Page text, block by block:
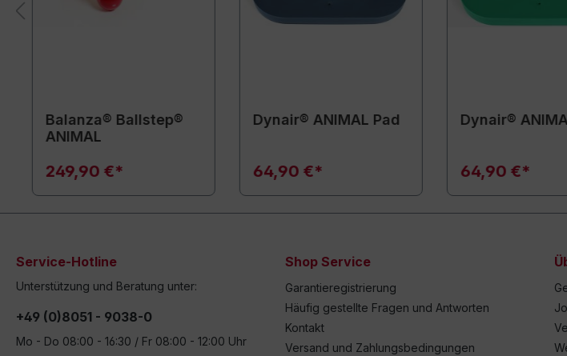
Balanza® Ballstep®
ANIMAL
249,90 €*
Dynair® ANIMAL Pad
64,90 €*
Dynair®
64,90 €*
Service-Hotline
Unterstützung und Beratung unter:
+49 (0)8051 - 9038-0
Mo - Do 08:00 - 16:30 / Fr 08:00 - 12:00 Uhr
Shop Service
Garantieregistrierung
Häufig gestellte Fragen und Antworten
Kontakt
Versand und Zahlungsbedingungen